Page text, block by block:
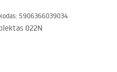
: 5906366039034
022N